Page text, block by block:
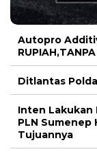
Autopro
Ditlantas
Inten Lakukan
PLN Sumenep
Tujuannya